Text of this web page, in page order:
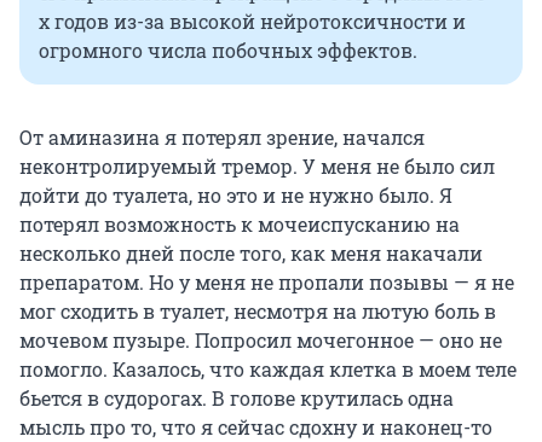
х годов из-за высокой нейротоксичности и
огромного числа побочных эффектов.
От аминазина я потерял зрение, начался
неконтролируемый тремор. У меня не было сил
дойти до туалета, но это и не нужно было. Я
потерял возможность к мочеиспусканию на
несколько дней после того, как меня накачали
препаратом. Но у меня не пропали позывы — я не
мог сходить в туалет, несмотря на лютую боль в
мочевом пузыре. Попросил мочегонное — оно не
помогло. Казалось, что каждая клетка в моем теле
бьется в судорогах. В голове крутилась одна
мысль про то, что я сейчас сдохну и наконец-то